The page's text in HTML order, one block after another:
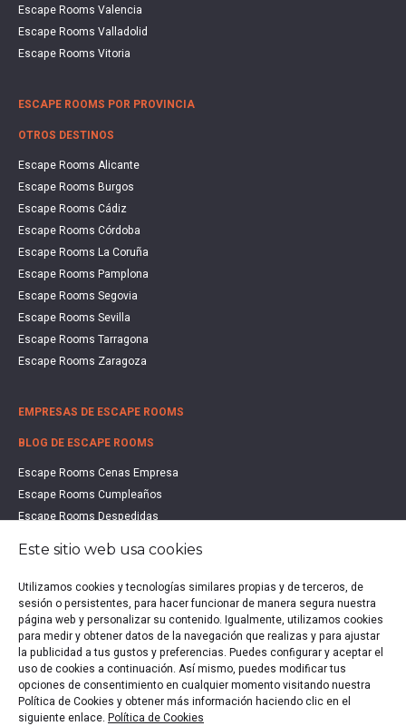
Escape Rooms Valencia
Escape Rooms Valladolid
Escape Rooms Vitoria
ESCAPE ROOMS POR PROVINCIA
OTROS DESTINOS
Escape Rooms Alicante
Escape Rooms Burgos
Escape Rooms Cádiz
Escape Rooms Córdoba
Escape Rooms La Coruña
Escape Rooms Pamplona
Escape Rooms Segovia
Escape Rooms Sevilla
Escape Rooms Tarragona
Escape Rooms Zaragoza
EMPRESAS DE ESCAPE ROOMS
BLOG DE ESCAPE ROOMS
Escape Rooms Cenas Empresa
Escape Rooms Cumpleaños
Escape Rooms Despedidas
Escape Rooms Familias
Escape Rooms Halloween
Escape Rooms San Valentín
Estudio de Mercado Escape Rooms 2021
Qué es un Escape Room
Qué es un Hall Escape
Este sitio web usa cookies
Utilizamos cookies y tecnologías similares propias y de terceros, de
sesión o persistentes, para hacer funcionar de manera segura nuestra
página web y personalizar su contenido. Igualmente, utilizamos cookies
para medir y obtener datos de la navegación que realizas y para ajustar
la publicidad a tus gustos y preferencias. Puedes configurar y aceptar el
uso de cookies a continuación. Así mismo, puedes modificar tus
opciones de consentimiento en cualquier momento visitando nuestra
Política de Cookies y obtener más información haciendo clic en el
siguiente enlace. Política de Cookies